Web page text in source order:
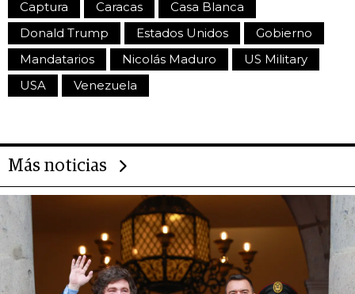
Captura Caracas
Casa Blanca
Donald Trump
Estados Unidos
Gobierno
Mandatarios
Nicolás Maduro
US Military
USA
Venezuela
Más noticias